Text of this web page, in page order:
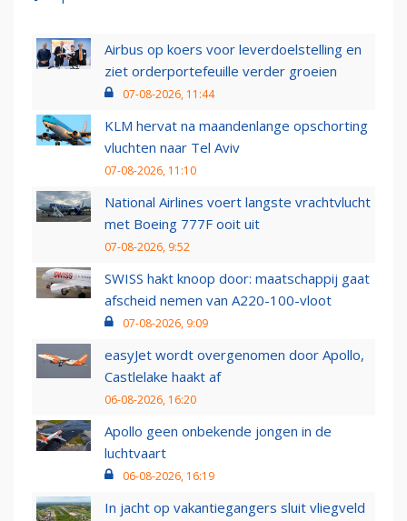
Airbus op koers voor leverdoelstelling en
ziet orderportefeuille verder groeien
07-08-2026, 11:44
KLM hervat na maandenlange opschorting
vluchten naar Tel Aviv
07-08-2026, 11:10
National Airlines voert langste vrachtvlucht
met Boeing 777F ooit uit
07-08-2026, 9:52
SWISS hakt knoop door: maatschappij gaat
afscheid nemen van A220-100-vloot
07-08-2026, 9:09
easyJet wordt overgenomen door Apollo,
Castlelake haakt af
06-08-2026, 16:20
Apollo geen onbekende jongen in de
luchtvaart
06-08-2026, 16:19
In jacht op vakantiegangers sluit vliegveld